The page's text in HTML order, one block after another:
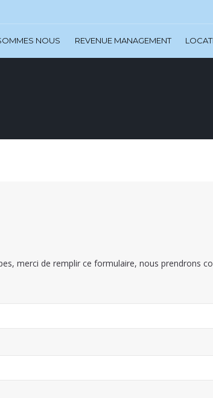
NOUS REVENUE MANAGEMENT
merci de remplir ce formulaire, nous prendrons